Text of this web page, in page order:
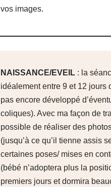
vos images.
NAISSANCE/EVEIL : la
idéalement entre 9 et 12 jours
pas encore développé
coliques). Avec ma façon de
possible de réaliser des
(jusqu’à ce qu’il tienne assis
certaines poses/ mises en
(bébé n’adoptera plus la
premiers jours et dormira